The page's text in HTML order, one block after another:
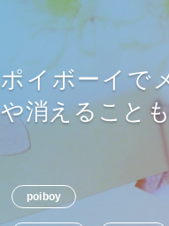
ポイボーイで
や消えること
poiboy